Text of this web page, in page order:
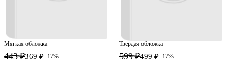
Мягкая обложка
443 ₽369 ₽ -17%
Твердая обложка
599 ₽499 ₽ -17%